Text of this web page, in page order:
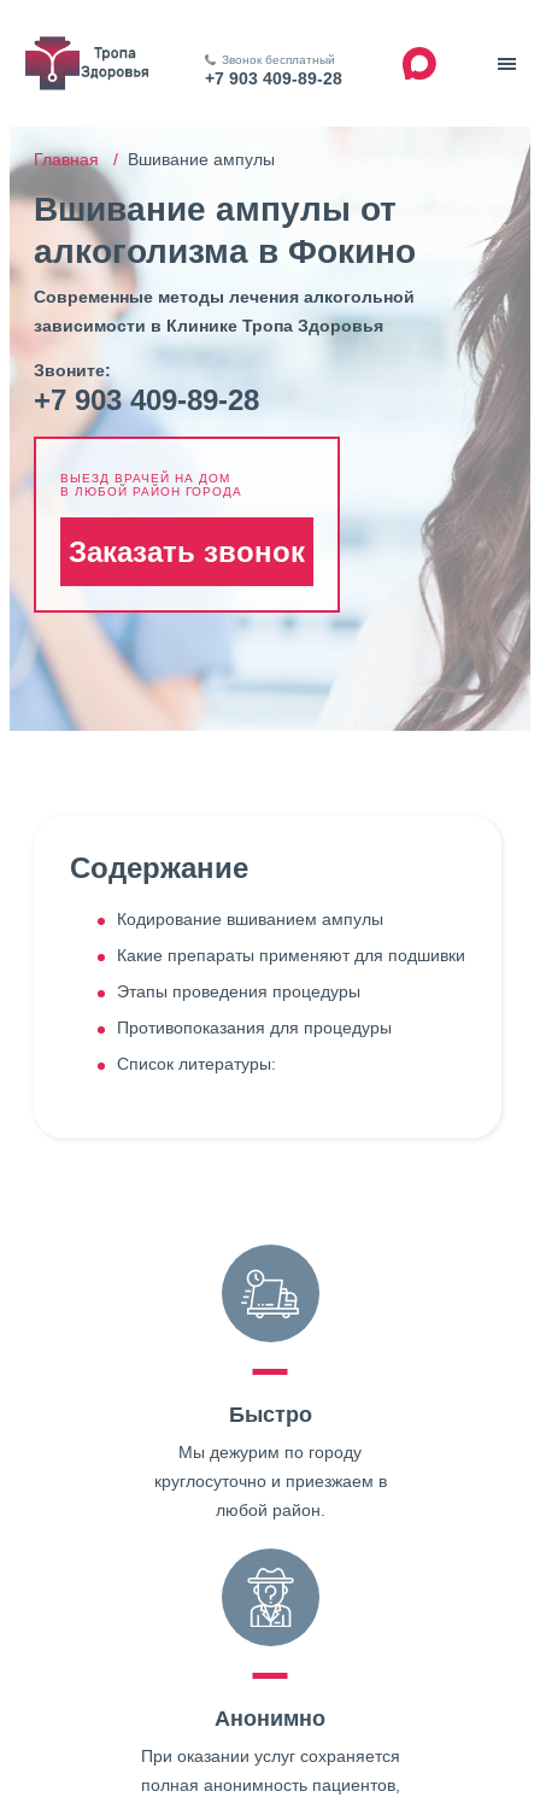
Звонок бесплатный
+7 903 409-89-28
Главная / Вшивание ампулы
Вшивание ампулы от
алкоголизма в Фокино
Современные методы лечения алкогольной
зависимости в Клинике Тропа Здоровья
Звоните:
+7 903 409-89-28
ВЫЕЗД ВРАЧЕЙ НА ДОМ
В ЛЮБОЙ РАЙОН ГОРОДА
Заказать звонок
Содержание
Кодирование вшиванием ампулы
Какие препараты применяют для подшивки
Этапы проведения процедуры
Противопоказания для процедуры
Список литературы:
Быстро
Мы дежурим по городу
круглосуточно и приезжаем в
любой район.
Анонимно
При оказании услуг сохраняется
полная анонимность пациентов,